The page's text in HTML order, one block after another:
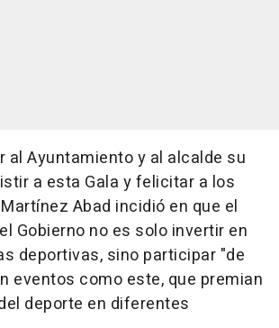
al Ayuntamiento y al alcalde su
a esta Gala y felicitar a los
Abad incidió en que el
Gobierno no es solo invertir en
deportivas, sino participar "de
eventos como este, que premian
deporte en diferentes